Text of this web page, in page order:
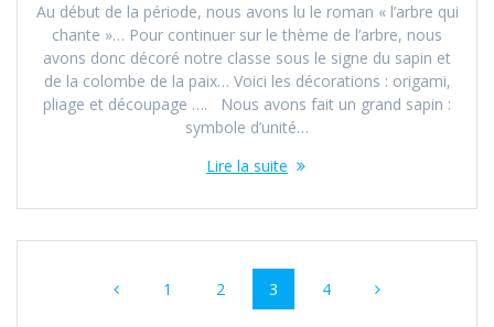
Au début de la période, nous avons lu le roman « l’arbre qui
chante »… Pour continuer sur le thème de l’arbre, nous
avons donc décoré notre classe sous le signe du sapin et
de la colombe de la paix… Voici les décorations : origami,
pliage et découpage …. Nous avons fait un grand sapin :
symbole d’unité…
Lire la suite
Page
1 Page
2 Page
3 Page
4